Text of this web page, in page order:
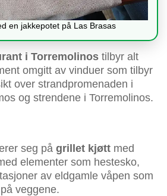
en jakkepotet på Las Brasas
i Torremolinos tilbyr alt
omgitt av vinduer som tilbyr
over strandpromenaden i
og strendene i Torremolinos.
seg på grillet kjøtt med
elementer som hestesko,
av eldgamle våpen som
veggene.